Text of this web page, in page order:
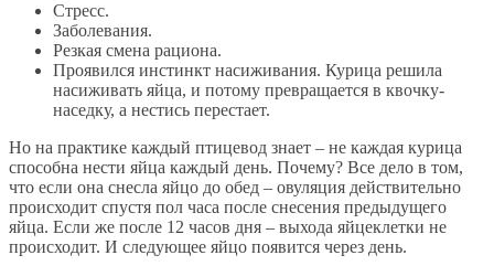
Стресс.
Заболевания.
Резкая смена рациона.
Проявился инстинкт насиживания. Курица решила
насиживать яйца, и потому превращается в квочку-
наседку, а нестись перестает.
Но на практике каждый птицевод знает – не каждая курица
способна нести яйца каждый день. Почему? Все дело в том,
что если она снесла яйцо до обед – овуляция действительно
происходит спустя пол часа после снесения предыдущего
яйца. Если же после 12 часов дня – выхода яйцеклетки не
происходит. И следующее яйцо появится через день.